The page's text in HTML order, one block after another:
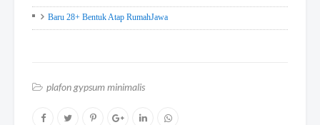
Baru 28+ Bentuk Atap RumahJawa
plafon gypsum minimalis